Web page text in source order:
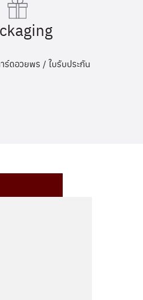
ร์ดอวยพร / ใบรับประกัน